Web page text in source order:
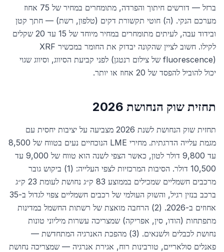
ברזל — דורשים חיתוך והפרדה, מתומחרים במחיר של 75 אחוז
מערכם הנקי. (ה) חוטי תקשורת דקים (טלפון, רשת) — חתך קטן
ובידוד עבה, לעיתים מתומחרים במחיר מיוחד של 15 עד 20 שקלים
לקילו. חשוב לציין שהקונה יבדוק את החומר במכשיר XRF
(fluorescence של צילום רנטגן) לפני קביעת הסיווג, וסיווג שגוי
יכול להוביל להפסד של 20 אחוז או יותר.
תחזית שוק הנחושת 2026
תחזית שוק הנחושת לשנת 2026 מצביעה על יציבות יחסית עם
מגמת עלייה הדרגתית. מחירי LME הנוכחיים נעים בטווח של 8,500
עד 9,800 דולר לטון, כאשר הצפי לשנה הוא טווח של 9,000 עד
10,500 דולר. הסיבות המרכזיות לצפי העלייה: (1) ביקוש גובר
מרכבים חשמליים שמכילים בממוצע 83 ק״ג נחושת לעומת 23 ק״ג
ברכב בנזין רגיל, והשוק העולמי של רכבים חשמליים צפוי לגדול ב-35
אחוזים ב-2026. (2) הרחבה מואצת של רשתות החשמל במדינות
מתפתחות (הודו, סין, אפריקה) שמצריכה עשרות מיליוני טונות
נחושת לכבלים ולשנאים. (3) מהפכת האנרגיה המתחדשת —
פאנלים סולאריים, טורבינות רוח, אגירת אנרגיה — שמצריכה נחושת